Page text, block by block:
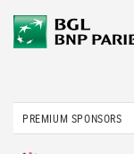
PREMIUM SPONSORS